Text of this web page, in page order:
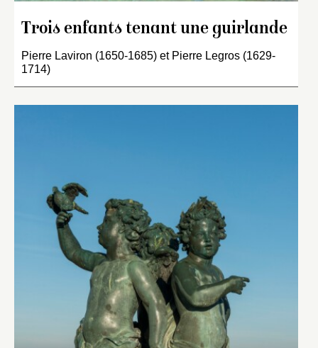
Trois enfants tenant une guirlande
Pierre Laviron (1650-1685) et Pierre Legros (1629-
1714)